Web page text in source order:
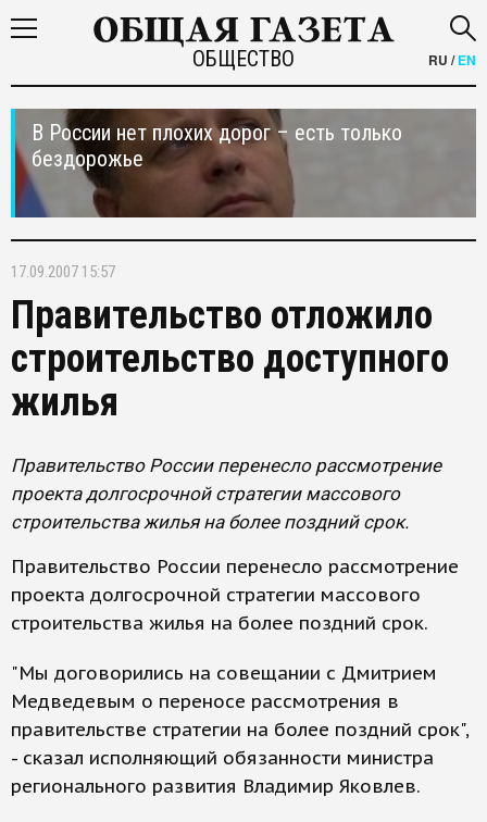
ОБЩЕСТВО RU /EN
В России нет плохих дорог – есть только
бездорожье
17.09.2007 15:57
Правительство отложило
строительство доступного
жилья
Правительство России перенесло рассмотрение
проекта долгосрочной стратегии массового
строительства жилья на более поздний срок.
Правительство России перенесло рассмотрение
проекта долгосрочной стратегии массового
строительства жилья на более поздний срок.
"Мы договорились на совещании с Дмитрием
Медведевым о переносе рассмотрения в
правительстве стратегии на более поздний срок",
- сказал исполняющий обязанности министра
регионального развития Владимир Яковлев.